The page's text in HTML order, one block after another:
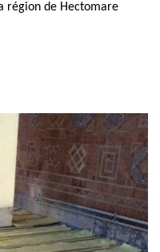
région de Hectomare